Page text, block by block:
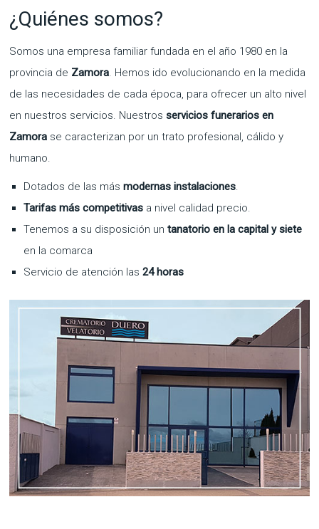
¿Quiénes somos?
Somos una empresa familiar fundada en el año 1980 en la
provincia de Zamora. Hemos ido evolucionando en la medida
de las necesidades de cada época, para ofrecer un alto nivel
en nuestros servicios. Nuestrosservicios funerarios en
Zamora se caracterizan por un trato profesional, cálido y
humano.
Dotados de las másmodernas instalaciones.
Tarifas más competitivas a nivel calidad precio.
Tenemos a su disposición untanatorio en la capital y siete
en la comarca
Servicio de atención las24 horas